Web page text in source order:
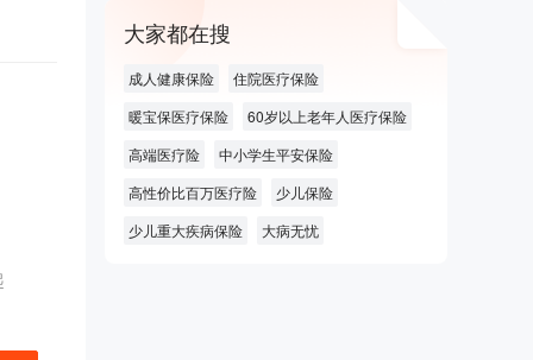
大家都在搜
成人健康保险
住院医疗保险
暖宝保医疗保险
60岁以上老年人医疗保险
高端医疗险
中小学生平安保险
高性价比百万医疗险
少儿保险
少儿重大疾病保险
大病无忧